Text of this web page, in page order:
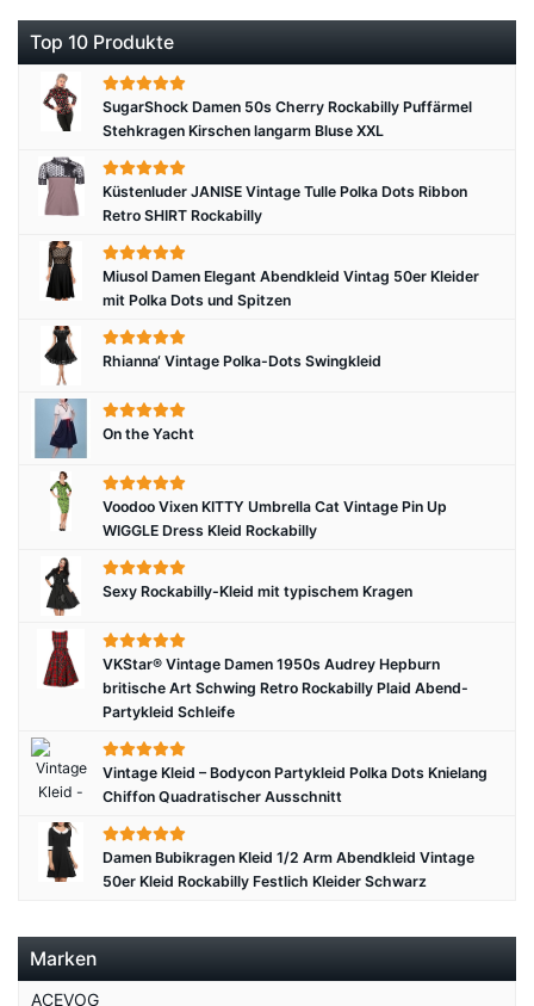
Top 10 Produkte
SugarShock Damen 50s Cherry Rockabilly Puffärmel
Stehkragen Kirschen langarm Bluse XXL
Küstenluder JANISE Vintage Tulle Polka Dots Ribbon
Retro SHIRT Rockabilly
Miusol Damen Elegant Abendkleid Vintag 50er Kleider
mit Polka Dots und Spitzen
Rhianna‘ Vintage Polka-Dots Swingkleid
On the Yacht
Voodoo Vixen KITTY Umbrella Cat Vintage Pin Up
WIGGLE Dress Kleid Rockabilly
Sexy Rockabilly-Kleid mit typischem Kragen
VKStar® Vintage Damen 1950s Audrey Hepburn
britische Art Schwing Retro Rockabilly Plaid Abend-
Partykleid Schleife
Vintage Kleid – Bodycon Partykleid Polka Dots Knielang
Chiffon Quadratischer Ausschnitt
Damen Bubikragen Kleid 1/2 Arm Abendkleid Vintage
50er Kleid Rockabilly Festlich Kleider Schwarz
Marken
ACEVOG